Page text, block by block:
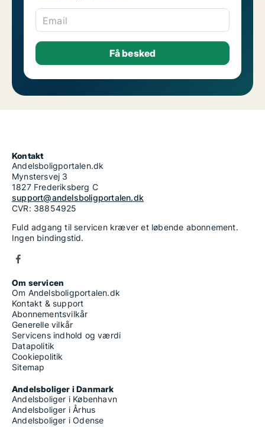
Email
Kontakt
Andelsboligportalen.dk
Mynstersvej 3
1827 Frederiksberg C
support@andelsboligportalen.dk
CVR: 38854925
Fuld adgang til servicen kræver et løbende abonnement.
Ingen bindingstid.
Om servicen
Om Andelsboligportalen.dk
Kontakt & support
Abonnementsvilkår
Generelle vilkår
Servicens indhold og værdi
Datapolitik
Cookiepolitik
Sitemap
Andelsboliger i Danmark
Andelsboliger i København
Andelsboliger i Århus
Andelsboliger i Odense